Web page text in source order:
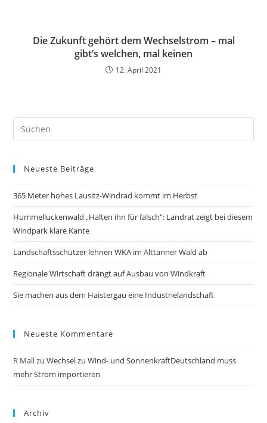
Die Zukunft gehört dem Wechselstrom – mal
gibt’s welchen, mal keinen
12. April 2021
Neueste Beiträge
365 Meter hohes Lausitz-Windrad kommt im Herbst
Hummelluckenwald „Halten ihn für falsch“: Landrat zeigt bei diesem
Windpark klare Kante
Landschaftsschützer lehnen WKA im Alttanner Wald ab
Regionale Wirtschaft drängt auf Ausbau von Windkraft
Sie machen aus dem Haistergau eine Industrielandschaft
Neueste Kommentare
R MallzuWechsel zu Wind- und SonnenkraftDeutschland muss
mehr Strom importieren
Archiv